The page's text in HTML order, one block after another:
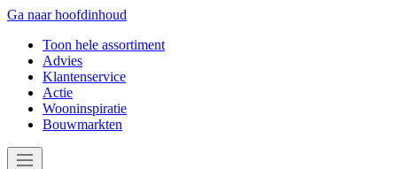
Ga naar hoofdinhoud
Toon hele assortiment
Advies
Klantenservice
Actie
Wooninspiratie
Bouwmarkten